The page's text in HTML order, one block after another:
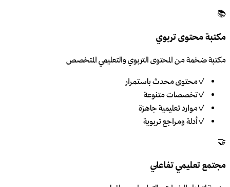
📚
مكتبة محتوى تربوي
مكتبة ضخمة من المحتوى التربوي والتعليمي المتخصص
✓محتوى محدث باستمرار
✓تخصصات متنوعة
✓موارد تعليمية جاهزة
✓أدلة ومراجع تربوية
🤝
مجتمع تعليمي تفاعلي